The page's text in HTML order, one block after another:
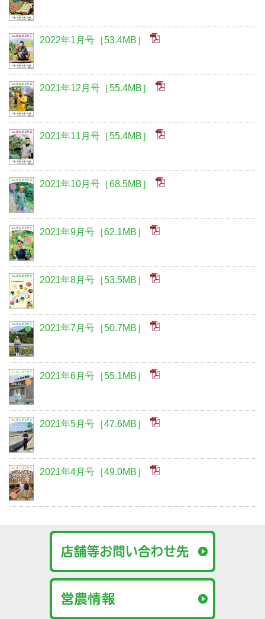
2022年1月号［53.4MB］
2021年12月号［55.4MB］
2021年11月号［55.4MB］
2021年10月号［68.5MB］
2021年9月号［62.1MB］
2021年8月号［53.5MB］
2021年7月号［50.7MB］
2021年6月号［55.1MB］
2021年5月号［47.6MB］
2021年4月号［49.0MB］